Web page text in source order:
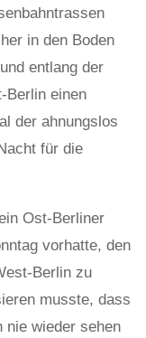
in den Boden
entlang der
Berlin einen
der ahnungslos
für die
Ost-Berliner
vorhatte, den
Berlin zu
musste, dass
nie wieder sehen